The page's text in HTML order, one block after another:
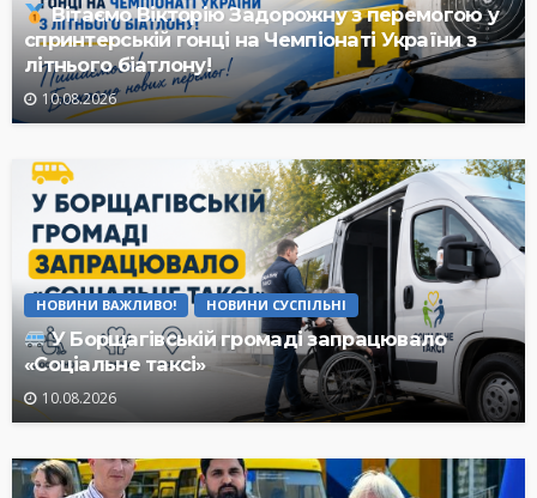
Вітаємо Вікторію Задорожну з перемогою у
спринтерській гонці на Чемпіонаті України з
літнього біатлону!
10.08.2026
НОВИНИ ВАЖЛИВО! НОВИНИ СУСПІЛЬНІ
У Борщагівській громаді запрацювало
«Соціальне таксі»
10.08.2026